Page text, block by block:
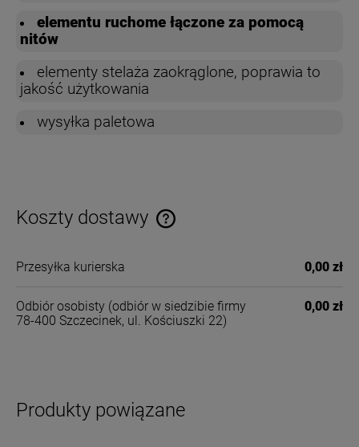
elementu ruchome łączone za pomocą
nitów
elementy stelaża zaokrąglone, poprawia to
jakość użytkowania
wysyłka paletowa
Koszty dostawy
Cena nie zawiera ewentualnych kosztów płatności
Przesyłka kurierska 0,00 zł
Odbiór osobisty (odbiór w siedzibie firmy
78-400 Szczecinek, ul. Kościuszki 22)
0,00 zł
Produkty powiązane